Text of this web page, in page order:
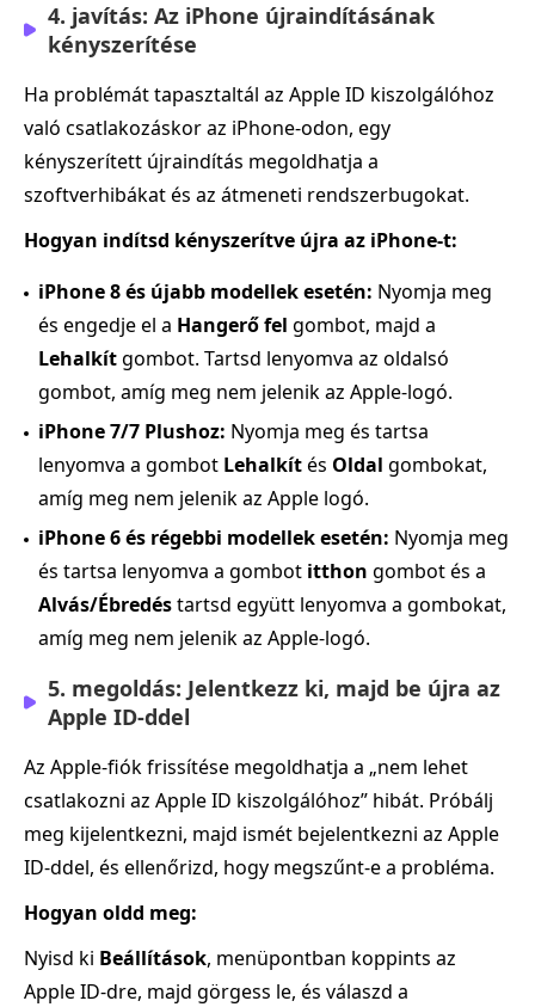
4. javítás: Az iPhone újraindításának
kényszerítése
Ha problémát tapasztaltál az Apple ID kiszolgálóhoz
való csatlakozáskor az iPhone‑odon, egy
kényszerített újraindítás megoldhatja a
szoftverhibákat és az átmeneti rendszerbugokat.
Hogyan indítsd kényszerítve újra az iPhone‑t:
iPhone 8 és újabb modellek esetén: Nyomja meg
és engedje el a Hangerő fel gombot, majd a
Lehalkítgombot. Tartsd lenyomva az oldalsó
gombot, amíg meg nem jelenik az Apple‑logó.
iPhone 7/7 Plushoz: Nyomja meg és tartsa
lenyomva a gombot Lehalkítés Oldal gombokat,
amíg meg nem jelenik az Apple logó.
iPhone 6 és régebbi modellek esetén: Nyomja meg
és tartsa lenyomva a gombot itthon gombot és a
Alvás/Ébredéstartsd együtt lenyomva a gombokat,
amíg meg nem jelenik az Apple‑logó.
5. megoldás: Jelentkezz ki, majd be újra az
Apple ID‑ddel
Az Apple‑fiók frissítése megoldhatja a „nem lehet
csatlakozni az Apple ID kiszolgálóhoz” hibát. Próbálj
meg kijelentkezni, majd ismét bejelentkezni az Apple
ID‑ddel, és ellenőrizd, hogy megszűnt‑e a probléma.
Hogyan oldd meg:
Nyisd ki Beállítások, menüpontban koppints az
Apple ID‑dre, majd görgess le, és válaszd a